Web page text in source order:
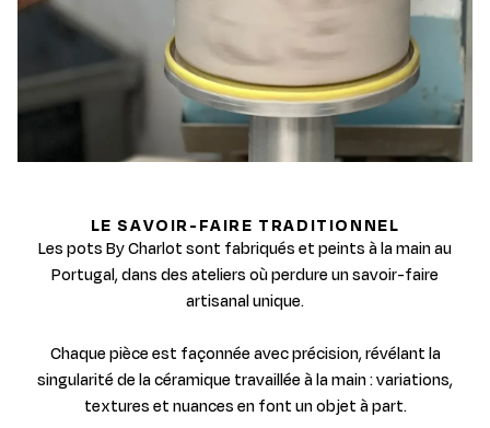
LE SAVOIR-FAIRE TRADITIONNEL
Les pots By Charlot sont fabriqués et peints à la main au
Portugal, dans des ateliers où perdure un savoir-faire
artisanal unique.
Chaque pièce est façonnée avec précision, révélant la
singularité de la céramique travaillée à la main : variations,
textures et nuances en font un objet à part.